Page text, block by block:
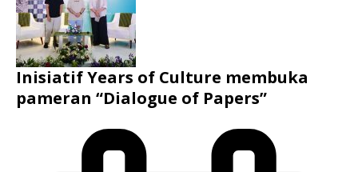
Inisiatif Years of Culture membuka
pameran “Dialogue of Papers”